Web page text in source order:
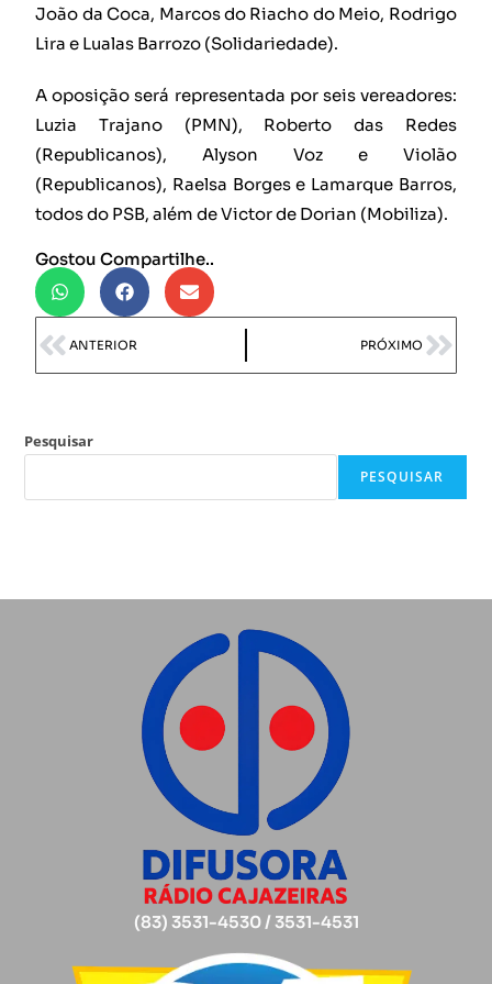
João da Coca, Marcos do Riacho do Meio, Rodrigo
Lira e Lualas Barrozo (Solidariedade).
A oposição será representada por seis vereadores:
Luzia Trajano (PMN), Roberto das Redes
(Republicanos), Alyson Voz e Violão
(Republicanos), Raelsa Borges e Lamarque Barros,
todos do PSB, além de Victor de Dorian (Mobiliza).
Gostou Compartilhe..
ANTERIOR PRÓXIMO
Pesquisar
PESQUISAR
(83) 3531-4530 / 3531-4531